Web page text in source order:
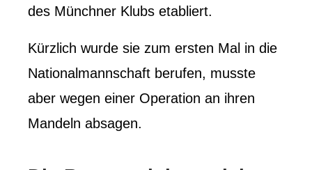
des Münchner Klubs etabliert.
Kürzlich wurde sie zum ersten Mal in die
Nationalmannschaft berufen, musste
aber wegen einer Operation an ihren
Mandeln absagen.